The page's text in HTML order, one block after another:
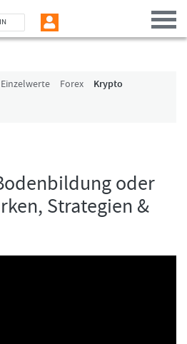
Einzelwerte Forex
Krypto
oder
Strategien &
Kleinschrift)
LOGIN